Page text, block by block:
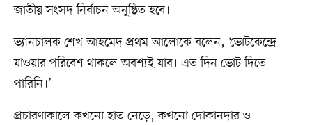
জাতীয় সংসদ নির্বাচন অনুষ্ঠিত হবে।
ভ্যানচালক শেখ আহমেদ প্রথম আলোকে বলেন, ‘ভোটকেন্দ্রে
যাওয়ার পরিবেশ থাকলে অবশ্যই যাব। এত দিন ভোট দিতে
পারিনি।’
প্রচারণাকালে কখনো হাত নেড়ে, কখনো দোকানদার ও